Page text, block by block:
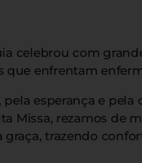
celebrou com
que enfrentam
esperança e
Missa, rezamos de
trazendo